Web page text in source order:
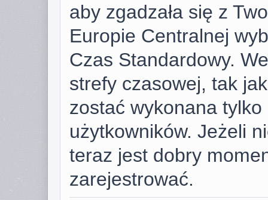
aby zgadzała się z
Europie Centralnej
Czas Standardowy.
strefy czasowej, tak
zostać wykonana
użytkowników. Jeżeli
teraz jest dobry
zarejestrować.